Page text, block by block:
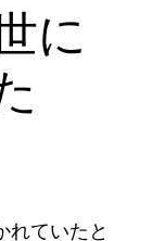
に
れていたと